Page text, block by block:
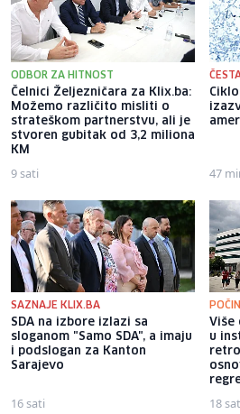
ODBOR ZA HITNOST
Čelnici Željezničara za Klix.ba:
Možemo različito misliti o
strateškom partnerstvu, ali je
stvoren gubitak od 3,2 miliona
KM
9 sati 47
SAZNAJE KLIX.BA
SDA na izbore izlazi sa
sloganom "Samo SDA", a imaju
i podslogan za Kanton
Sarajevo
16 sati
Više
u
18